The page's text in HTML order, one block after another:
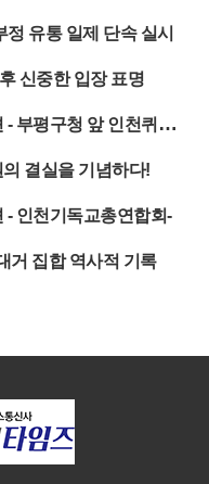
유통 일제 단속 실시
신중한 입장 표명
청 앞 인천퀴어대책본부-
결실을 기념하다!
인천기독교총연합회-
거 집합 역사적 기록